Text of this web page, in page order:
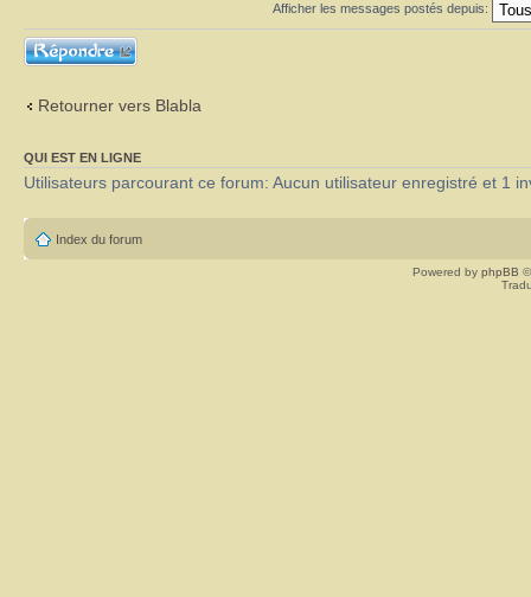
Afficher les messages postés depuis:
Répondre
Retourner vers Blabla
QUI EST EN LIGNE
Utilisateurs parcourant ce forum: Aucun utilisateur enregistré et 1
Index du forum
Powered by phpBB